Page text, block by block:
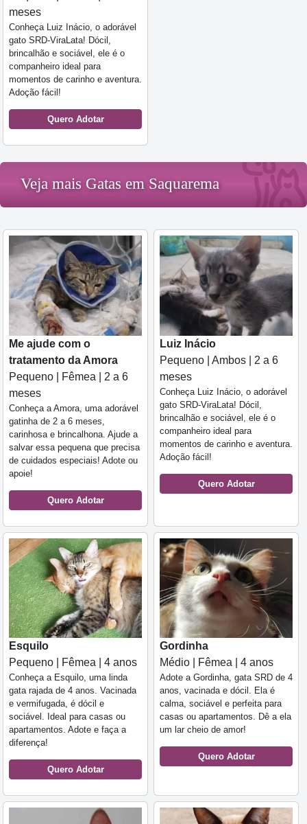
meses
Conheça Luiz Inácio, o adorável
gato SRD-ViraLata! Dócil,
brincalhão e sociável, ele é o
companheiro ideal para
momentos de carinho e aventura.
Adoção fácil!
Quero Adotar
Veja mais Gatas em Saquarema
Me ajude com o
tratamento da Amora
Pequeno | Fêmea | 2 a 6
meses
Conheça a Amora, uma adorável
gatinha de 2 a 6 meses,
carinhosa e brincalhona. Ajude a
salvar essa pequena que precisa
de cuidados especiais! Adote ou
apoie!
Quero Adotar
Luiz Inácio
Pequeno | Ambos | 2 a 6
meses
Conheça Luiz Inácio, o adorável
gato SRD-ViraLata! Dócil,
brincalhão e sociável, ele é o
companheiro ideal para
momentos de carinho e aventura.
Adoção fácil!
Quero Adotar
Esquilo
Pequeno | Fêmea | 4 anos
Conheça a Esquilo, uma linda
gata rajada de 4 anos. Vacinada
e vermifugada, é dócil e
sociável. Ideal para casas ou
apartamentos. Adote e faça a
diferença!
Quero Adotar
Gordinha
Médio | Fêmea | 4 anos
Adote a Gordinha, gata SRD de 4
anos, vacinada e dócil. Ela é
calma, sociável e perfeita para
casas ou apartamentos. Dê a ela
um lar cheio de amor!
Quero Adotar